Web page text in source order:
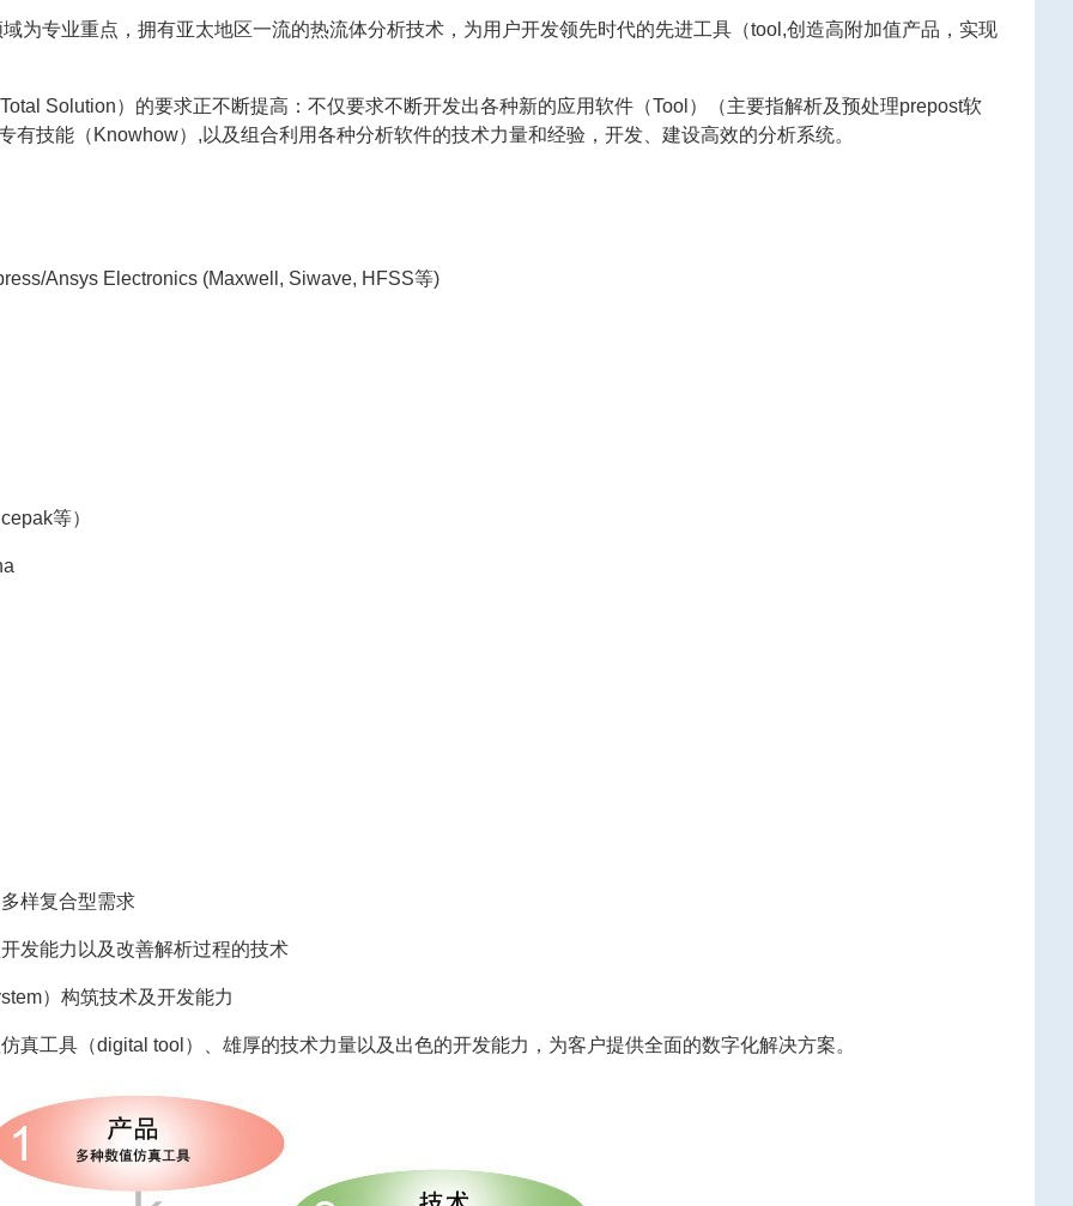
为专业重点，拥有亚太地区一流的热流体分析技术，为用户开发领先时代的先进工具（tool,创造高附加值产品，实现
Solution）的要求正不断提高：不仅要求不断开发出各种新的应用软件（Tool）（主要指解析及预处理prepost软
技能（Knowhow）,以及组合利用各种分析软件的技术力量和经验，开发、建设高效的分析系统。
Ansys Electronics (Maxwell, Siwave, HFSS等)
等）
样复合型需求
发能力以及改善解析过程的技术
）构筑技术及开发能力
真工具（digital tool）、雄厚的技术力量以及出色的开发能力，为客户提供全面的数字化解决方案。